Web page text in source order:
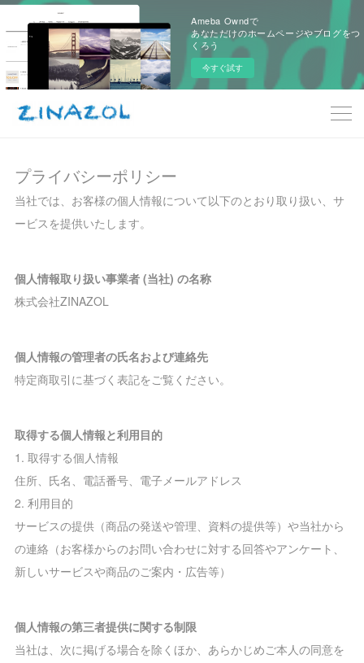
Ameba Owndで
あなただけのホームページやブログをつ
くろう
今すぐ試す
プライバシーポリシー
当社では、お客様の個人情報について以下のとおり取り扱い、サ
ービスを提供いたします。
個人情報取り扱い事業者 (当社) の名称
株式会社ZINAZOL
個人情報の管理者の氏名および連絡先
特定商取引に基づく表記をご覧ください。
取得する個人情報と利用目的
1. 取得する個人情報
住所、氏名、電話番号、電子メールアドレス
2. 利用目的
サービスの提供（商品の発送や管理、資料の提供等）や当社から
の連絡（お客様からのお問い合わせに対する回答やアンケート、
新しいサービスや商品のご案内・広告等）
個人情報の第三者提供に関する制限
当社は、次に掲げる場合を除くほか、あらかじめご本人の同意を